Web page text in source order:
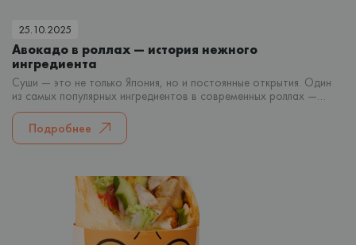
25.10.2025
Авокадо в роллах — история нежного
ингредиента
Суши — это не только Япония, но и постоянные открытия. Один
из самых популярных ингредиентов в современных роллах —
авокадо.
Подробнее